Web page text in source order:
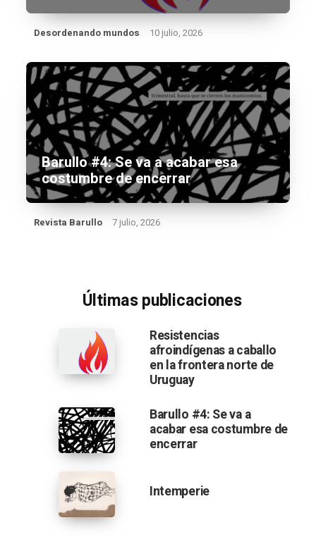
Desordenando mundos 10 julio, 2026
Barullo #4: Se va a acabar esa
costumbre de encerrar
Revista Barullo 7 julio, 2026
Últimas publicaciones
Resistencias
afroindígenas a caballo
en la frontera norte de
Uruguay
Barullo #4: Se va a
acabar esa costumbre de
encerrar
Intemperie